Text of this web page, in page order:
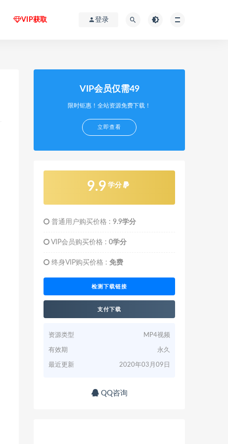
VIP获取 登录
VIP会员仅需49
限时钜惠！全站资源免费下载！
立即查看
9.9 学分
普通用户购买价格 : 9.9学分
VIP会员购买价格 : 0学分
终身VIP购买价格 : 免费
检测下载链接
支付下载
资源类型 MP4视频
有效期 永久
最近更新 2020年03月09日
QQ咨询